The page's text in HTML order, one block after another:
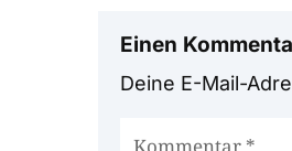
Einen
Deine E-Mail-